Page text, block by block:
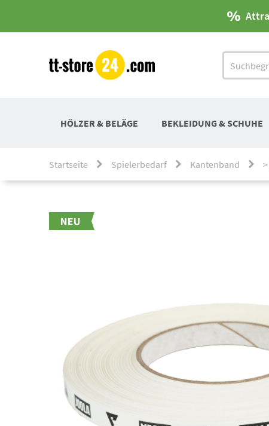
HÖLZER & BELÄGE BEKLEIDUNG & SCHUHE
Startseite Spielerbedarf Kantenband